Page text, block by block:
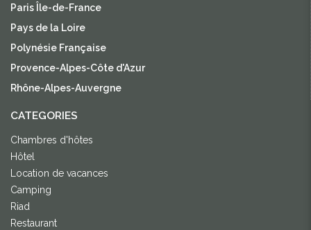
Paris Île-de-France
Pays de la Loire
Polynésie Française
Provence-Alpes-Côte d'Azur
Rhône-Alpes-Auvergne
CATEGORIES
Chambres d'hôtes
Hôtel
Location de vacances
Camping
Riad
Restaurant